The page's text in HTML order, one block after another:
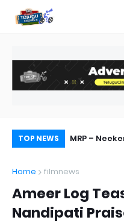
TOP NEWS
on Miss MRP –
Home
filmnews
Ameer Log
Nandipati